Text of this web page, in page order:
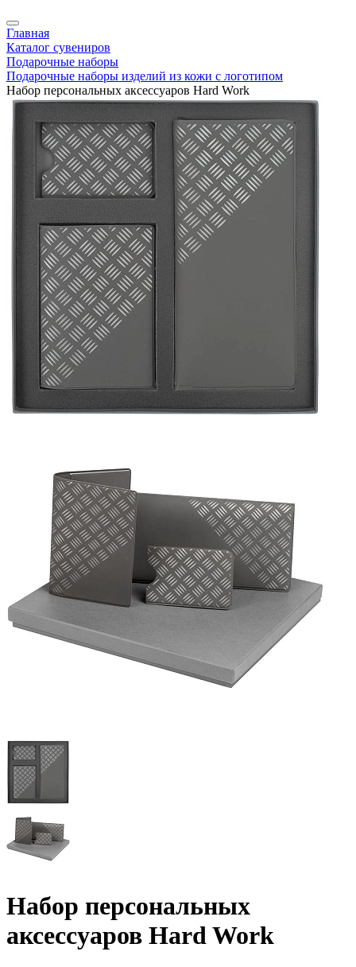
Главная
Каталог сувениров
Подарочные наборы
Подарочные наборы изделий из кожи с логотипом
Набор персональных аксессуаров Hard Work
Набор персональных
аксессуаров Hard Work